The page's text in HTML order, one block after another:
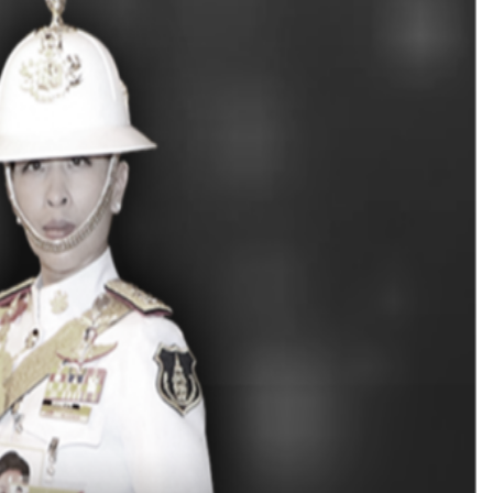
มฟุตบอล(ต่อจากเดิม)